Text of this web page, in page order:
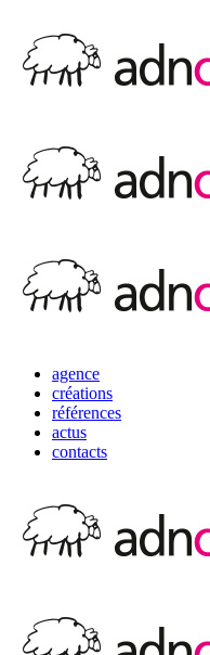
agence
créations
références
actus
contacts